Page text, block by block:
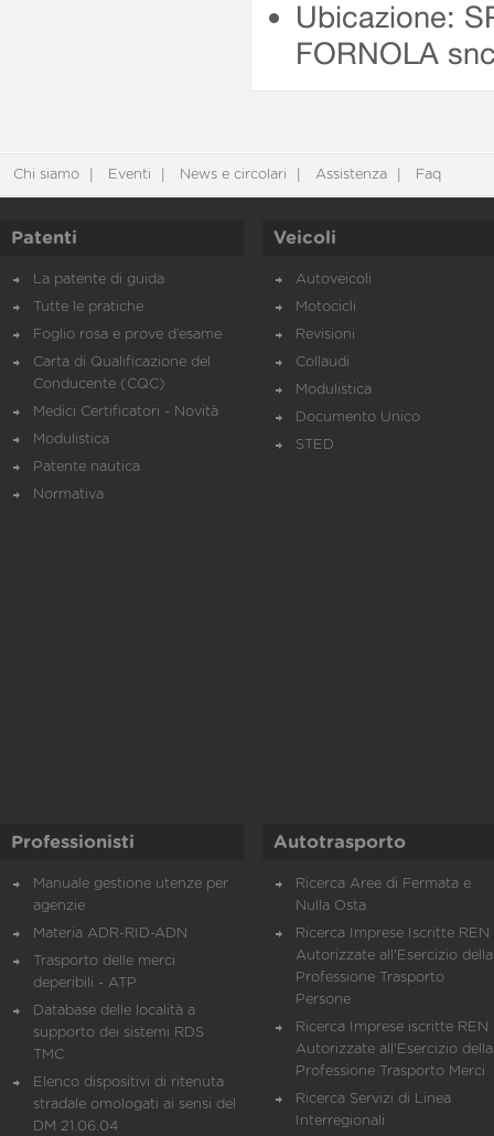
Ubicazione:
FORNOLA
Chi siamo Eventi News e circolari Assistenza Faq
Patenti
La patente di guida
Tutte le pratiche
Foglio rosa e prove d’esame
Carta di Qualificazione del
Conducente (CQC)
Medici Certificatori - Novità
Modulistica
Patente nautica
Normativa
Veicoli
Autoveicoli
Motocicli
Revisioni
Collaudi
Modulistica
Documento Unico
STED
Professionisti
Manuale gestione utenze per
agenzie
Materia ADR-RID-ADN
Trasporto delle merci
deperibili - ATP
Database delle località a
supporto dei sistemi RDS
TMC
Elenco dispositivi di ritenuta
stradale omologati ai sensi del
DM 21.06.04
Autotrasporto
Ricerca Aree di Fermata e
Nulla Osta
Ricerca Imprese Iscritte REN
Autorizzate all'Esercizio della
Professione Trasporto
Persone
Ricerca Imprese iscritte REN
Autorizzate all'Esercizio della
Professione Trasporto Merci
Ricerca Servizi di Linea
Interregionali